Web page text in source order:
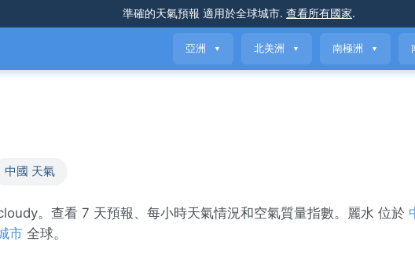
準確的天氣預報 適用於全球城市. 查看所有國家.
亞洲 ▼ 北美洲 ▼ 南極洲 ▼
中國 天氣
。查看 7 天預報、每小時天氣情況和空氣質量指數。麗水 位於
市 全球。